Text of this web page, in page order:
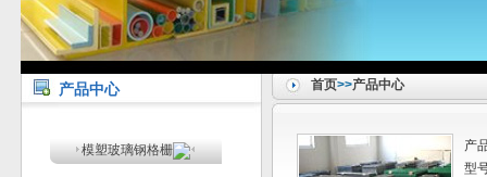
产品中心
模塑玻璃钢格栅
首页>>产品中心
产
型